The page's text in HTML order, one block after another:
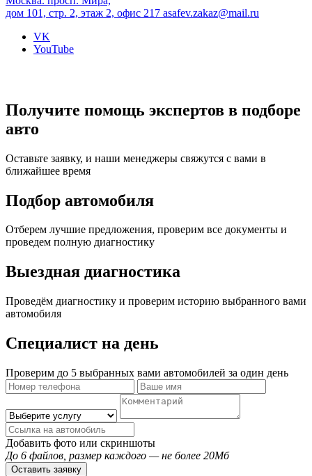
дом 101, стр. 2, этаж 2, офис 217 asafev.zakaz@mail.ru
VK
YouTube
Получите помощь экспертов в подборе
авто
Оставьте заявку, и наши менеджеры свяжутся с вами в
ближайшее время
Подбор автомобиля
Отберем лучшие предложения, проверим все документы и
проведем полную диагностику
Выездная диагностика
Проведём диагностику и проверим историю выбранного вами
автомобиля
Специалист на день
Проверим до 5 выбранных вами автомобилей за один день
Добавить фото или скриншоты
До 6 файлов, размер каждого — не более 20Мб
Оставить заявку